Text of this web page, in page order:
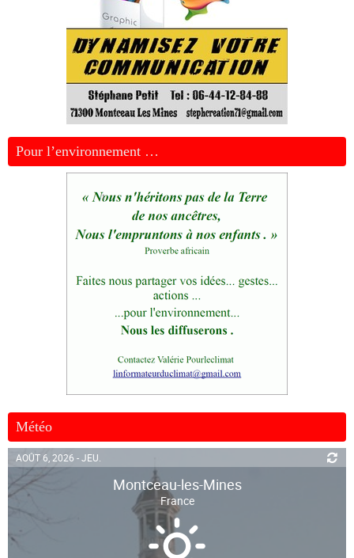
Pour l’environnement …
Météo
AOÛT 6, 2026 - JEU.
Montceau-les-Mines
France